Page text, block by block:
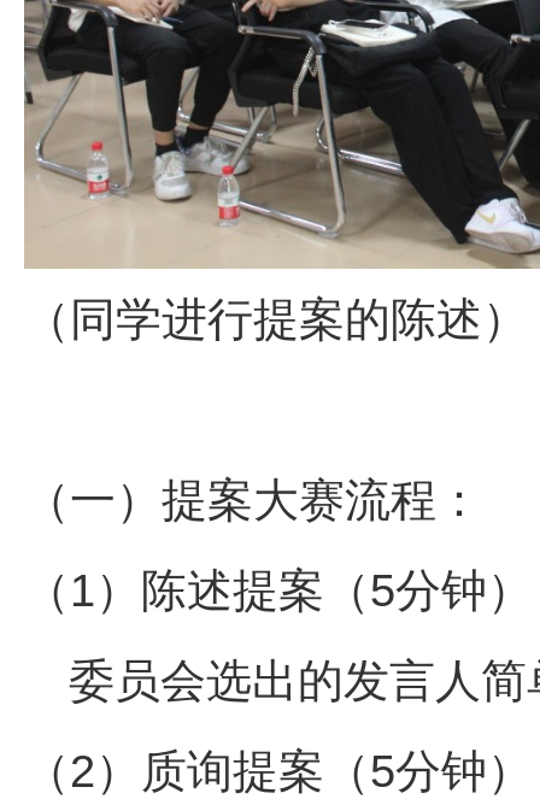
（同学进行提案的陈述）
（一）提案大赛流程：
（ 1）陈述提案（5分钟）
委员会选出的发言人
（2）质询提案（5分钟）